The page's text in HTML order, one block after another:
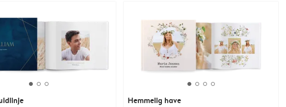
Hemmelig have